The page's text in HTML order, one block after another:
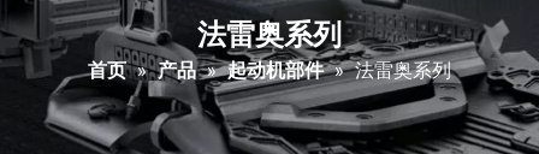
法雷奥系列
首页 » 产品 » 起动机部件 » 法雷奥系列